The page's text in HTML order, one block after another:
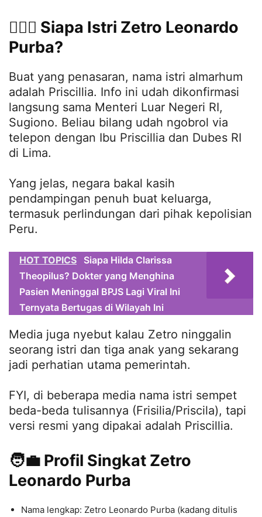
👩‍❤️‍👨 Siapa Istri Zetro Leonardo
Purba?
Buat yang penasaran, nama istri almarhum
adalah Priscillia. Info ini udah dikonfirmasi
langsung sama Menteri Luar Negeri RI,
Sugiono. Beliau bilang udah ngobrol via
telepon dengan Ibu Priscillia dan Dubes RI
di Lima.
Yang jelas, negara bakal kasih
pendampingan penuh buat keluarga,
termasuk perlindungan dari pihak kepolisian
Peru.
HOT TOPICS
Siapa Hilda Clarissa
Theopilus? Dokter yang Menghina
Pasien Meninggal BPJS Lagi Viral Ini
Ternyata Bertugas di Wilayah Ini
Media juga nyebut kalau Zetro ninggalin
seorang istri dan tiga anak yang sekarang
jadi perhatian utama pemerintah.
FYI, di beberapa media nama istri sempet
beda-beda tulisannya (Frisilia/Priscila), tapi
versi resmi yang dipakai adalah Priscillia.
🧑‍💼 Profil Singkat Zetro
Leonardo Purba
Nama lengkap: Zetro Leonardo Purba (kadang ditulis